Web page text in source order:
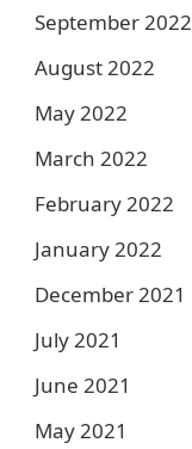
September 2022
August 2022
May 2022
March 2022
February 2022
January 2022
December 2021
July 2021
June 2021
May 2021